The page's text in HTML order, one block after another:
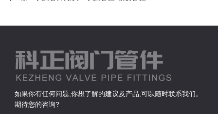
如果你有任何问题,你想了解的建议及产品,可以随时联系我们。
期待您的咨询?